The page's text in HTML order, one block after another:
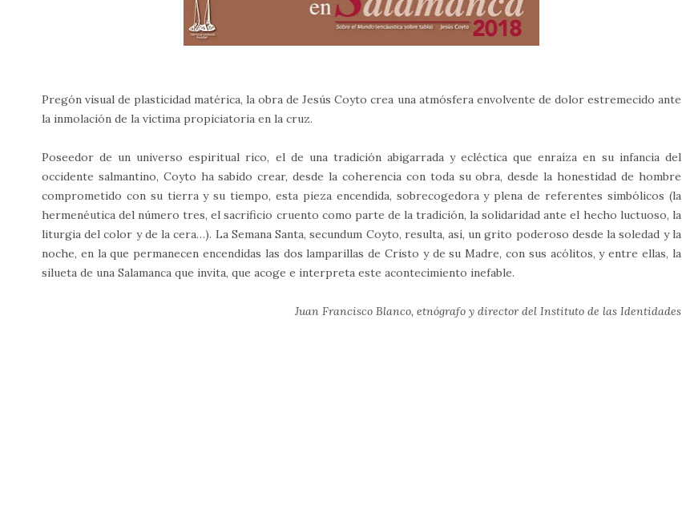
Pregón visual de plasticidad matérica, la obra de Jesús Coyto crea una atmósfera envolvente de dolor estremecido ante
la inmolación de la víctima propiciatoria en la cruz.
Poseedor de un universo espiritual rico, el de una tradición abigarrada y ecléctica que enraíza en su infancia del
occidente salmantino, Coyto ha sabido crear, desde la coherencia con toda su obra, desde la honestidad de hombre
comprometido con su tierra y su tiempo, esta pieza encendida, sobrecogedora y plena de referentes simbólicos (la
hermenéutica del número tres, el sacrificio cruento como parte de la tradición, la solidaridad ante el hecho luctuoso, la
liturgia del color y de la cera…). La Semana Santa, secundum Coyto, resulta, así, un grito poderoso desde la soledad y la
noche, en la que permanecen encendidas las dos lamparillas de Cristo y de su Madre, con sus acólitos, y entre ellas, la
silueta de una Salamanca que invita, que acoge e interpreta este acontecimiento inefable.
Juan Francisco Blanco, etnógrafo y director del Instituto de las Identidades